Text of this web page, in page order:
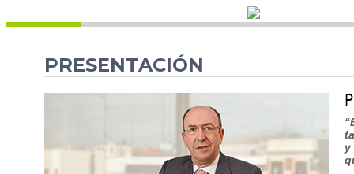
PRESENTACIÓN
y